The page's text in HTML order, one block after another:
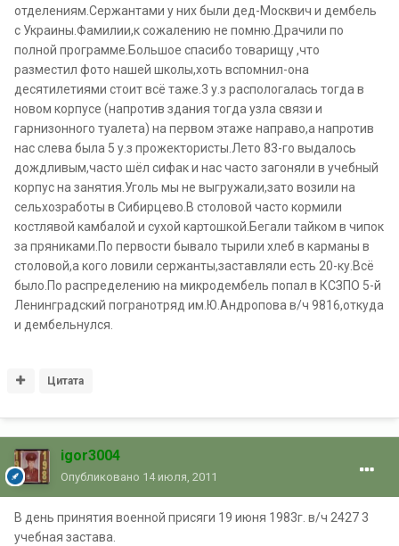
отделениям.Сержантами у них были дед-Москвич и дембель
с Украины.Фамилии,к сожалению не помню.Драчили по
полной программе.Большое спасибо товарищу ,что
разместил фото нашей школы,хоть вспомнил-она
десятилетиями стоит всё таже.3 у.з распологалась тогда в
новом корпусе (напротив здания тогда узла связи и
гарнизонного туалета) на первом этаже направо,а напротив
нас слева была 5 у.з прожектористы.Лето 83-го выдалось
дождливым,часто шёл сифак и нас часто загоняли в учебный
корпус на занятия.Уголь мы не выгружали,зато возили на
сельхозработы в Сибирцево.В столовой часто кормили
костлявой камбалой и сухой картошкой.Бегали тайком в чипок
за пряниками.По первости бывало тырили хлеб в карманы в
столовой,а кого ловили сержанты,заставляли есть 20-ку.Всё
было.По распределению на микродембель попал в КСЗПО 5-й
Ленинградский погранотряд им.Ю.Андропова в/ч 9816,откуда
и дембельнулся.
Цитата
igor3004
Опубликовано 14 июля, 2011
В день принятия военной присяги 19 июня 1983г. в/ч 2427 3
учебная застава.